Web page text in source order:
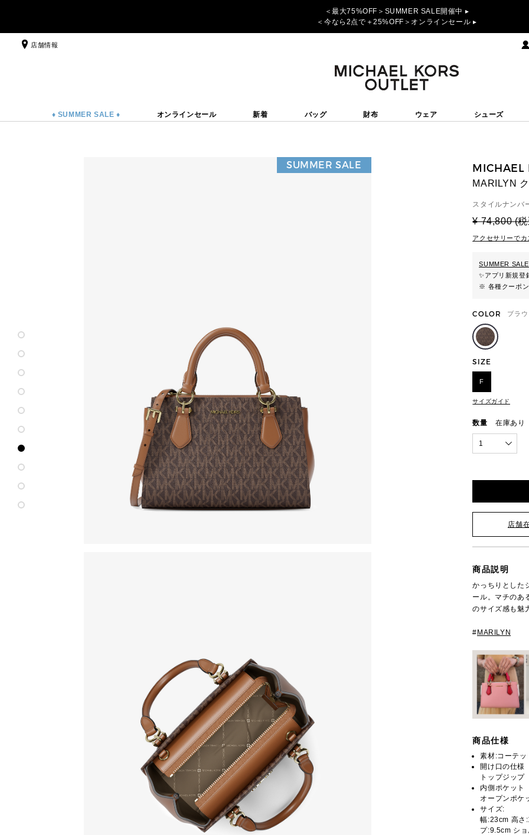
＜最大75%OFF＞SUMMER SALE開催中 ▸
＜今なら2点で＋25%OFF＞オンラインセール ▸
店舗情報
♦ SUMMER SALE ♦ オンラインセール 新着 バッグ 財布 ウェア シューズ
SUMMER SALE MICHAEL
MARILYN
スタイルナンバ
¥ 74,800 (
アクセサリーで
SUMMER SALE
✨アプリ新規登
※ 各種クーポン
COLOR ブラウ
SIZE
F
サイズガイド
数量 在庫あり
1
店舗
商品説明
かっちりとした
ール。マチのあ
のサイズ感も魅
# MARILYN
商品仕様
素材:コーテッ
開け口の仕様
トップジップ
内側ポケット
オープンポケ
サイズ:
幅:23cm 高さ
プ:9.5cm シ